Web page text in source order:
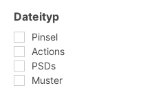
Dateityp
Pinsel
Actions
PSDs
Muster